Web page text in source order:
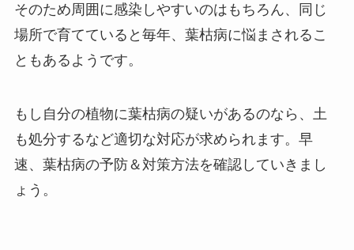
そのため周囲に感染しやすいのはもちろん、同じ
場所で育てていると毎年、葉枯病に悩まされるこ
ともあるようです。
もし自分の植物に葉枯病の疑いがあるのなら、土
も処分するなど適切な対応が求められます。早
速、葉枯病の予防＆対策方法を確認していきまし
ょう。